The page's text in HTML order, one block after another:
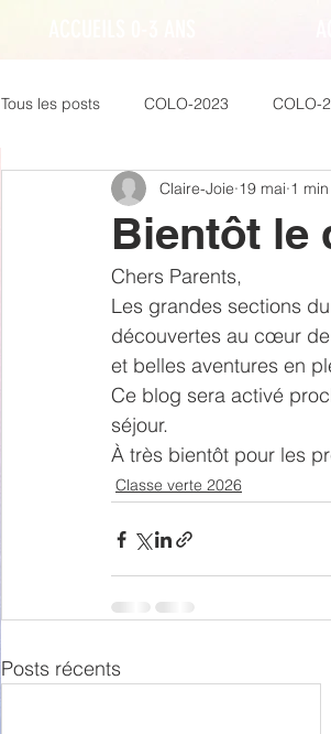
Tous les posts COLO-2023 COLO-
Bientôt le
Claire-Joie 19 mai 1
Chers Parents,
Les grandes sections
découvertes au cœur
et belles aventures en
Ce blog sera activé
séjour.
À très bientôt pour les
Classe verte 2026
Posts récents